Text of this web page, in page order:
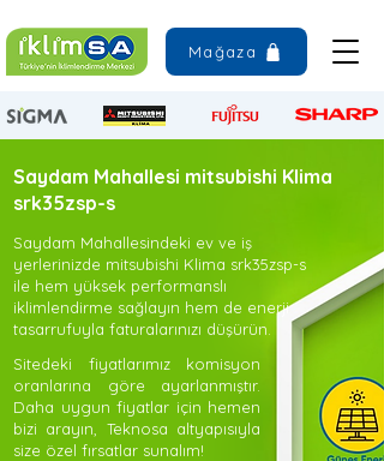
Mağaza
Saydam Mahallesi mitsubishi Klima
srk35zsp-s
Saydam Mahallesindeki ev ve iş
yerlerinizde mitsubishi Klima srk35zsp-s
ile hem yüksek performanslı
iklimlendirme sağlayın hem de enerji
tasarrufuyla faturalarınızı düşürün.
Sitedeki fiyatlarımız komisyon
oranlarına göre ayarlanmıştır.
Daha uygun fiyatlar için hemen
bizi arayın, Teknosa altyapısıyla
size özel fırsatlar sunalım!